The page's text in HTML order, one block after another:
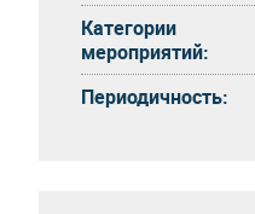
Категории
мероприятий:
Периодичность: